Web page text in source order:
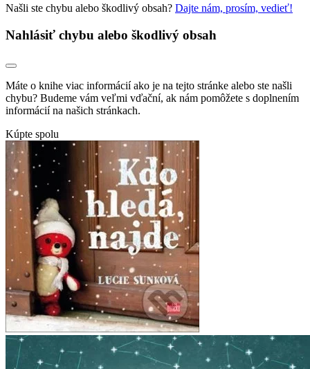
Našli ste chybu alebo škodlivý obsah? Dajte nám, prosím, vedieť!
Nahlásiť chybu alebo škodlivý obsah
Máte o knihe viac informácií ako je na tejto stránke alebo ste našli
chybu? Budeme vám veľmi vďační, ak nám pomôžete s doplnením
informácií na našich stránkach.
Kúpte spolu